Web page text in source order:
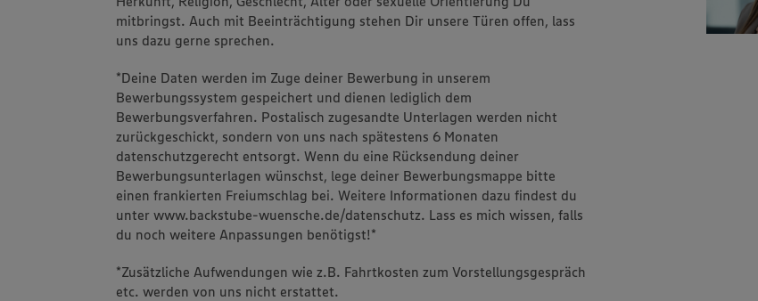
mitbringst. Auch mit Beeinträchtigung stehen Dir unsere Türen offen, lass
uns dazu gerne sprechen.
*Deine Daten werden im Zuge deiner Bewerbung in unserem
Bewerbungssystem gespeichert und dienen lediglich dem
Bewerbungsverfahren. Postalisch zugesandte Unterlagen werden nicht
zurückgeschickt, sondern von uns nach spätestens 6 Monaten
datenschutzgerecht entsorgt. Wenn du eine Rücksendung deiner
Bewerbungsunterlagen wünschst, lege deiner Bewerbungsmappe bitte
einen frankierten Freiumschlag bei. Weitere Informationen dazu findest du
unter www.backstube-wuensche.de/datenschutz. Lass es mich wissen, falls
du noch weitere Anpassungen benötigst!*
*Zusätzliche Aufwendungen wie z.B. Fahrtkosten zum Vorstellungsgespräch
etc. werden von uns nicht erstattet.